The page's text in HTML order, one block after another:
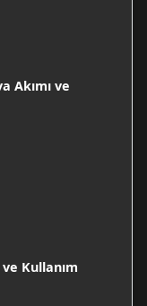
Akımı ve
Kullanım